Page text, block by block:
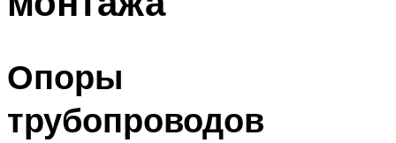
Опоры
трубопроводов